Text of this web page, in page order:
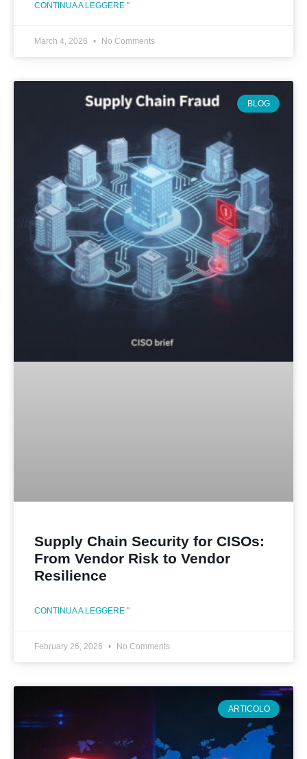
CONTINUA A LEGGERE "
March 4, 2026 No Comments
BLOG
Supply Chain Security for CISOs:
From Vendor Risk to Vendor
Resilience
CONTINUA A LEGGERE "
February 26, 2026 No Comments
ARTICOLO